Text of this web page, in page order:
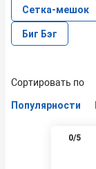
Сетка-мешок
Биг Бэг
Сортировать по
Популярности
0/5